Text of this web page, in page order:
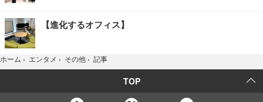
【進化するオフィス】
ホーム › エンタメ › その他 › 記事
TOP